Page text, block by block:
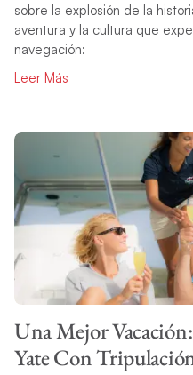
sobre la explosión de la
aventura y la cultura que
navegación:
Leer Más
Una Mejor
Yate Con